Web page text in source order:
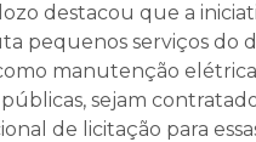
destacou que a
pequenos serviços do
manutenção
sejam
de licitação para